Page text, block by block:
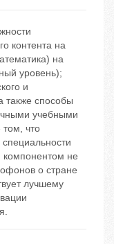
контента на
на
уровень);
и
также способы
учебными
что
компонентом не
о стране
лучшему